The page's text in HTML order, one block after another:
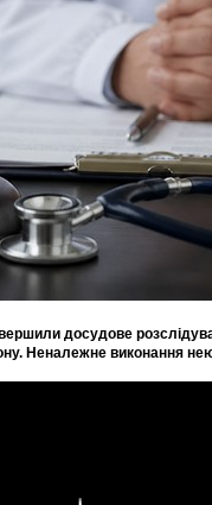
досудове
Неналежне виконання